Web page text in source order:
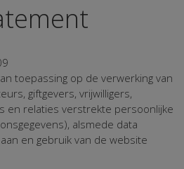
toepassing op de verwerking van
giftgevers, vrijwilligers,
en relaties verstrekte persoonlijke
alsmede data
en gebruik van de website